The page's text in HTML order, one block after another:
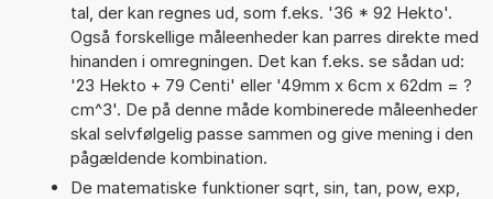
tal, der kan regnes ud, som f.eks. '36 * 92 Hekto'.
Også forskellige måleenheder kan parres direkte med
hinanden i omregningen. Det kan f.eks. se sådan ud:
'23 Hekto + 79 Centi' eller '49mm x 6cm x 62dm = ?
cm^3'. De på denne måde kombinerede måleenheder
skal selvfølgelig passe sammen og give mening i den
pågældende kombination.
De matematiske funktioner sqrt, sin, tan, pow, exp,